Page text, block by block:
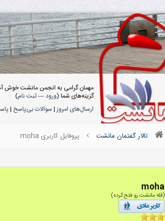
مهمان گرامی به انجمن مانشت خوش
گزینه‌های شما (ورود—ثبت نام)
ارسال‌های امروز| سوالات بی‌پاسخ |
تالار گفتمان مانشت پروفایل کاربری moha
moha
(قله مانشت رو فتح کرده)